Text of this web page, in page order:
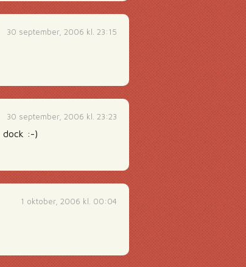
30 september, 2006 kl. 23:15
30 september, 2006 kl. 23:23
dock :-)
1 oktober, 2006 kl. 00:04